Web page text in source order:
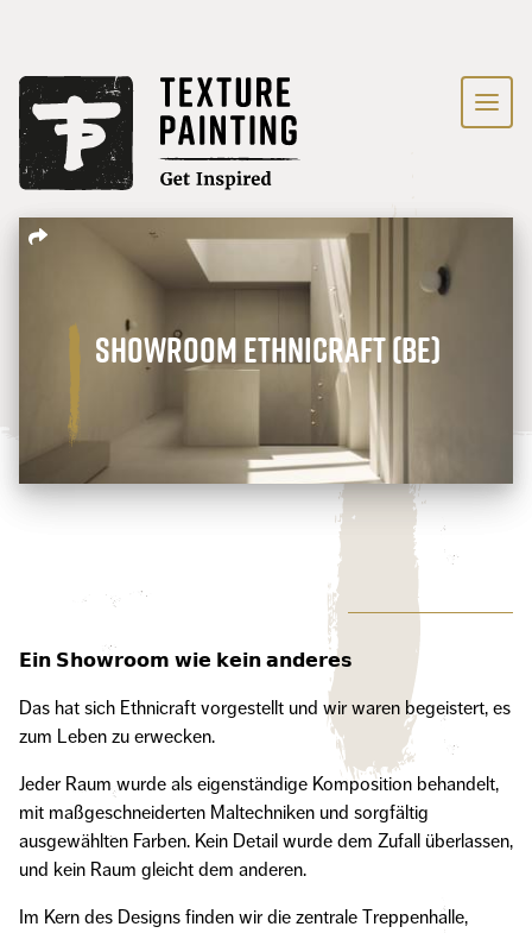
Showroom Ethnicraft (BE)
𝗘𝗶𝗻 𝗦𝗵𝗼𝘄𝗿𝗼𝗼𝗺 𝘄𝗶𝗲 𝗸𝗲𝗶𝗻 𝗮𝗻𝗱𝗲𝗿𝗲𝘀
Das hat sich Ethnicraft vorgestellt und wir waren begeistert, es
zum Leben zu erwecken.
Jeder Raum wurde als eigenständige Komposition behandelt,
mit maßgeschneiderten Maltechniken und sorgfältig
ausgewählten Farben. Kein Detail wurde dem Zufall überlassen,
und kein Raum gleicht dem anderen.
Im Kern des Designs finden wir die zentrale Treppenhalle,